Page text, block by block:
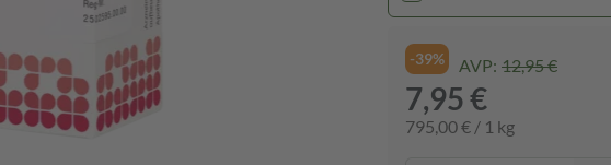
-39% AVP: 12,95 €
7,95 €
795,00 € / 1 kg